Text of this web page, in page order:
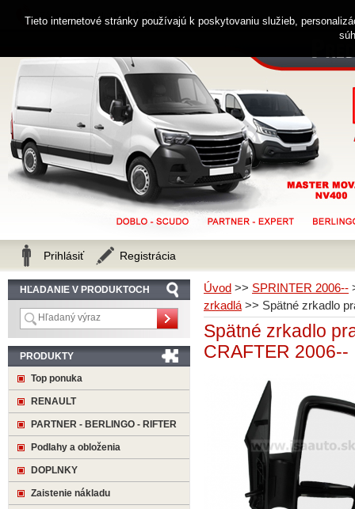
Úvod >> SPRINTER 2006--
zrkadlá >> Spätné zrkadlo
Spätné zrkadlo
CRAFTER 2006--
HĽADANIE V PRODUKTOCH
PRODUKTY
Top ponuka
RENAULT
PARTNER - BERLINGO - RIFTER
Podlahy a obloženia
DOPLNKY
Zaistenie nákladu
Zákaznícka linka 0914 238 482
Prihlásiť Registrácia
Tieto internetové stránky používajú k poskytovaniu služieb,